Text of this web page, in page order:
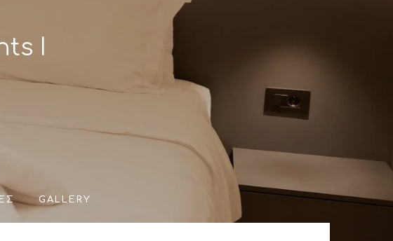
I
GALLERY